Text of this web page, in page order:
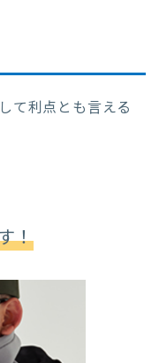
て利点とも言える
！